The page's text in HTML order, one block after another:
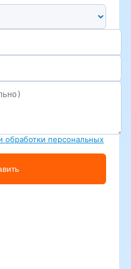
связи
обработки персональных